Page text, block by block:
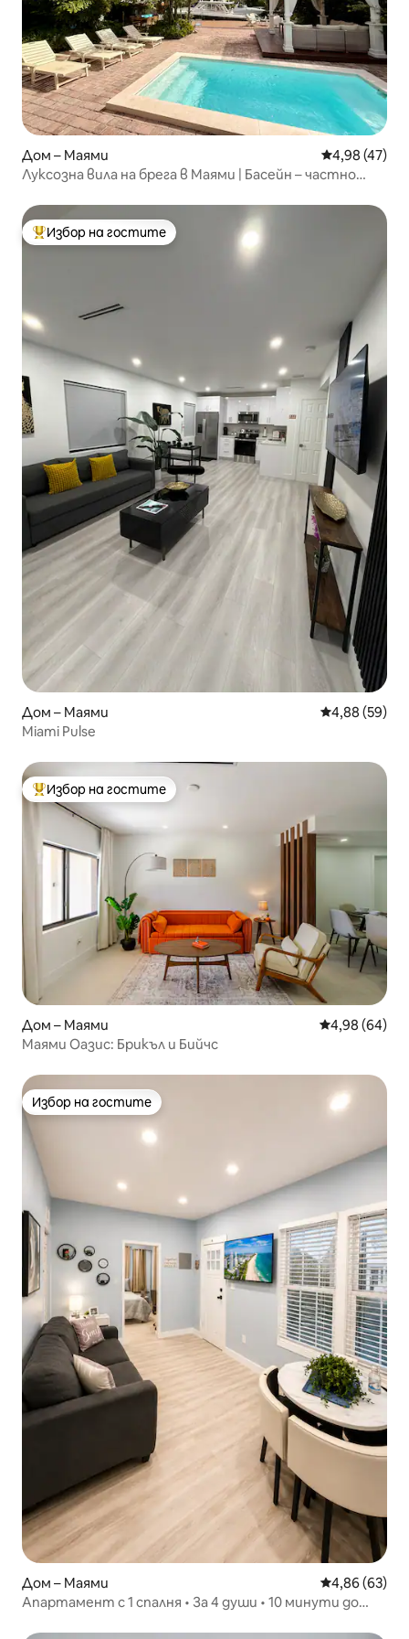
Дом – Маями Средна
4,98 (47)
Луксозна вила на брега в Маями | Басейн – частно
Най-популярен избор на гостите
Избор на гостите
Дом – Маями Средна
4,88 (59)
Miami Pulse
Най-популярен избор на гостите
Избор на гостите
Дом – Маями Средна
4,98 (64)
Маями Оазис: Брикъл и Бийчс
Избор на гостите
Избор на гостите
Дом – Маями Средна
4,86 (63)
Апартамент с 1 спалня • За 4 души • 10 минути до